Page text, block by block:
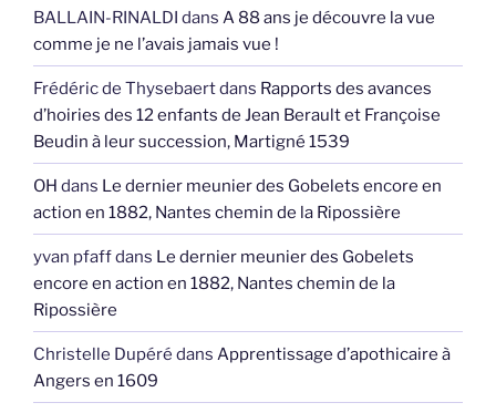
BALLAIN-RINALDI dans A 88 ans je découvre la vue
comme je ne l’avais jamais vue !
Frédéric de Thysebaertdans Rapports des avances
d’hoiries des 12 enfants de Jean Berault et Françoise
Beudin à leur succession, Martigné 1539
OH dans Le dernier meunier des Gobelets encore en
action en 1882, Nantes chemin de la Ripossière
yvan pfaffdans Le dernier meunier des Gobelets
encore en action en 1882, Nantes chemin de la
Ripossière
Christelle Dupéré dans Apprentissage d’apothicaire à
Angers en 1609